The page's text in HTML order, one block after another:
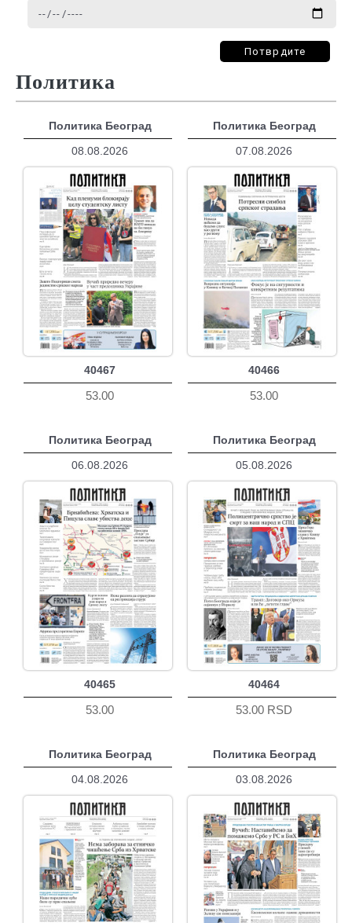
Потврдите
Политика
Политика Београд
08.08.2026
40467
53.00
Политика Београд
07.08.2026
40466
53.00
Политика Београд
06.08.2026
40465
53.00
Политика Београд
05.08.2026
40464
53.00 RSD
Политика Београд
04.08.2026
Политика Београд
03.08.2026